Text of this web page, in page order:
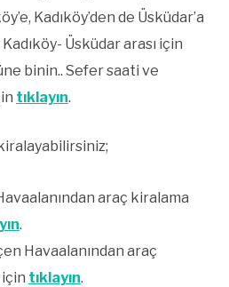
Kadıköy’den de Üsküdar’a
Üsküdar arası için
binin.. Sefer saati ve
tıklayın.
araç kiralama
.
Havaalanından araç
tıklayın.